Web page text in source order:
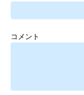
コメント